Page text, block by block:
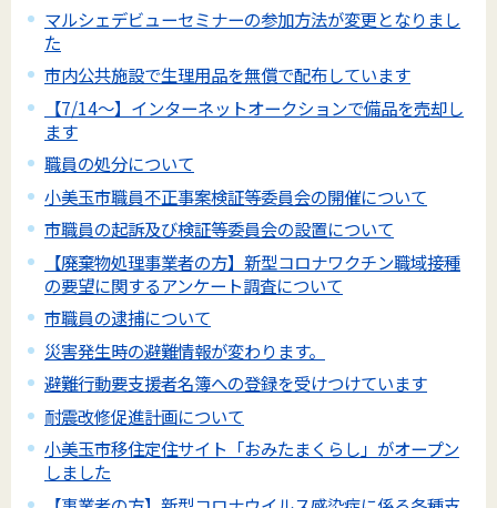
マルシェデビューセミナーの参加方法が変更となりまし
た
市内公共施設で生理用品を無償で配布しています
【7/14～】インターネットオークションで備品を売却し
ます
職員の処分について
小美玉市職員不正事案検証等委員会の開催について
市職員の起訴及び検証等委員会の設置について
【廃棄物処理事業者の方】新型コロナワクチン職域接種
の要望に関するアンケート調査について
市職員の逮捕について
災害発生時の避難情報が変わります。
避難行動要支援者名簿への登録を受けつけています
耐震改修促進計画について
小美玉市移住定住サイト「おみたまくらし」がオープン
しました